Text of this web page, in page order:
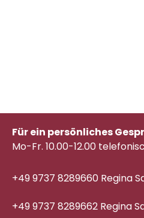
Für ein persönliches
Mo-Fr. 10.00-12.00
+49 9737 8289660 Regina
+49 9737 8289662 Regina